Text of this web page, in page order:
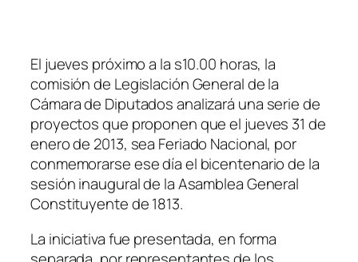
El jueves próximo a la s10.00 horas, la
comisión de Legislación General de la
Cámara de Diputados analizará una serie de
proyectos que proponen que el jueves 31 de
enero de 2013, sea Feriado Nacional, por
conmemorarse ese día el bicentenario de la
sesión inaugural de la Asamblea General
Constituyente de 1813.
La iniciativa fue presentada, en forma